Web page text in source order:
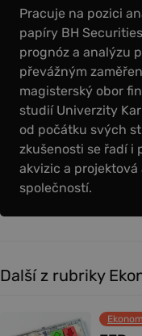
Pracuje na pozici
papíry BH
prognóz a analýzu
převážným
magisterský obor
studií Univerzity
od počátku svých
zkušenosti se řadí i
akvizic a
společností.
Další z rubriky